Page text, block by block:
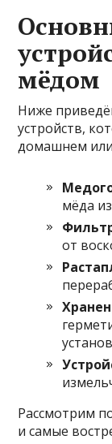
мёдом
Ниже
устройств,
домашнем
мёда
от
Рассмотрим
и самые